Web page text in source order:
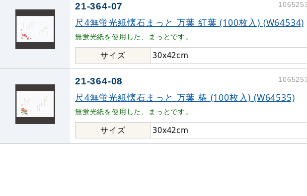
21-364-07
尺4無蛍光紙懐石まっと 万葉 紅葉 (100枚入) (W64534)
無蛍光紙を使用した、まっとです。
サイズ 30x42cm
21-364-08
尺4無蛍光紙懐石まっと 万葉 椿 (100枚入) (W64535)
無蛍光紙を使用した、まっとです。
サイズ 30x42cm